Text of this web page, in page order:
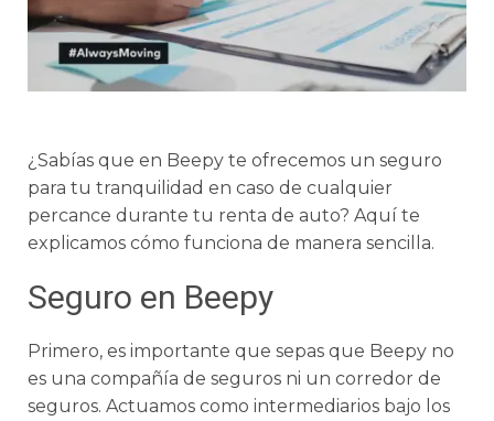
¿Sabías que en Beepy te ofrecemos un seguro
para tu tranquilidad en caso de cualquier
percance durante tu renta de auto? Aquí te
explicamos cómo funciona de manera sencilla.
Seguro en Beepy
Primero, es importante que sepas que Beepy no
es una compañía de seguros ni un corredor de
seguros. Actuamos como intermediarios bajo los